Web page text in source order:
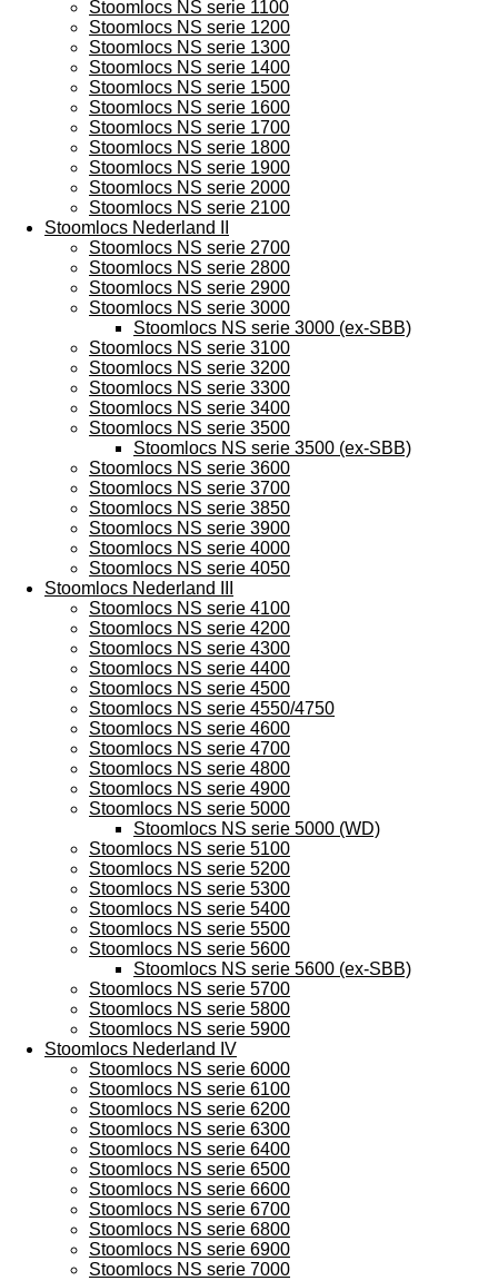
Stoomlocs NS serie 1100
Stoomlocs NS serie 1200
Stoomlocs NS serie 1300
Stoomlocs NS serie 1400
Stoomlocs NS serie 1500
Stoomlocs NS serie 1600
Stoomlocs NS serie 1700
Stoomlocs NS serie 1800
Stoomlocs NS serie 1900
Stoomlocs NS serie 2000
Stoomlocs NS serie 2100
Stoomlocs Nederland II
Stoomlocs NS serie 2700
Stoomlocs NS serie 2800
Stoomlocs NS serie 2900
Stoomlocs NS serie 3000
Stoomlocs NS serie 3000 (ex-SBB)
Stoomlocs NS serie 3100
Stoomlocs NS serie 3200
Stoomlocs NS serie 3300
Stoomlocs NS serie 3400
Stoomlocs NS serie 3500
Stoomlocs NS serie 3500 (ex-SBB)
Stoomlocs NS serie 3600
Stoomlocs NS serie 3700
Stoomlocs NS serie 3850
Stoomlocs NS serie 3900
Stoomlocs NS serie 4000
Stoomlocs NS serie 4050
Stoomlocs Nederland III
Stoomlocs NS serie 4100
Stoomlocs NS serie 4200
Stoomlocs NS serie 4300
Stoomlocs NS serie 4400
Stoomlocs NS serie 4500
Stoomlocs NS serie 4550/4750
Stoomlocs NS serie 4600
Stoomlocs NS serie 4700
Stoomlocs NS serie 4800
Stoomlocs NS serie 4900
Stoomlocs NS serie 5000
Stoomlocs NS serie 5000 (WD)
Stoomlocs NS serie 5100
Stoomlocs NS serie 5200
Stoomlocs NS serie 5300
Stoomlocs NS serie 5400
Stoomlocs NS serie 5500
Stoomlocs NS serie 5600
Stoomlocs NS serie 5600 (ex-SBB)
Stoomlocs NS serie 5700
Stoomlocs NS serie 5800
Stoomlocs NS serie 5900
Stoomlocs Nederland IV
Stoomlocs NS serie 6000
Stoomlocs NS serie 6100
Stoomlocs NS serie 6200
Stoomlocs NS serie 6300
Stoomlocs NS serie 6400
Stoomlocs NS serie 6500
Stoomlocs NS serie 6600
Stoomlocs NS serie 6700
Stoomlocs NS serie 6800
Stoomlocs NS serie 6900
Stoomlocs NS serie 7000